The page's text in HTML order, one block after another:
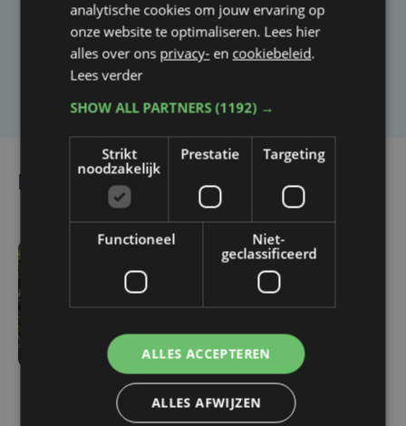
artikel?
Laat het ons weten
Droogte treft
sommige percelen
verliezen we tot de helft
van de opbrengst"
analytische cookies om jouw ervaring op
onze website te optimaliseren. Lees hier
alles over ons privacy- en cookiebeleid.
Lees verder
SHOW ALL PARTNERS(1192) →
Strikt
noodzakelijk
Prestatie Targeting
Functioneel
Niet-
geclassificeerd
ALLES ACCEPTEREN
ALLES AFWIJZEN